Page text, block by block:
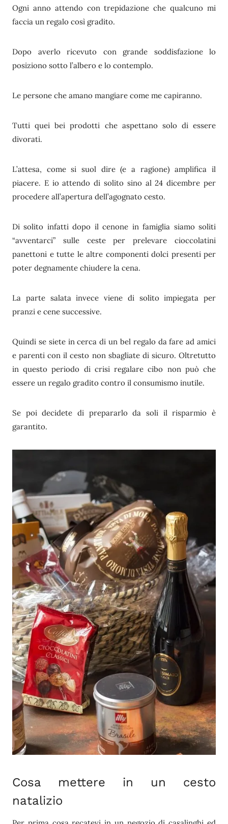
Ogni anno attendo con trepidazione che qualcuno mi
faccia un regalo così gradito.
Dopo averlo ricevuto con grande soddisfazione lo
posiziono sotto l’albero e lo contemplo.
Le persone che amano mangiare come me capiranno.
Tutti quei bei prodotti che aspettano solo di essere
divorati.
L’attesa, come si suol dire (e a ragione) amplifica il
piacere. E io attendo di solito sino al 24 dicembre per
procedere all’apertura dell’agognato cesto.
Di solito infatti dopo il cenone in famiglia siamo soliti
“avventarci” sulle ceste per prelevare cioccolatini
panettoni e tutte le altre componenti dolci presenti per
poter degnamente chiudere la cena.
La parte salata invece viene di solito impiegata per
pranzi e cene successive.
Quindi se siete in cerca di un bel regalo da fare ad amici
e parenti con il cesto non sbagliate di sicuro. Oltretutto
in questo periodo di crisi regalare cibo non può che
essere un regalo gradito contro il consumismo inutile.
Se poi decidete di prepararlo da soli il risparmio è
garantito.
Cosa mettere in un cesto
natalizio